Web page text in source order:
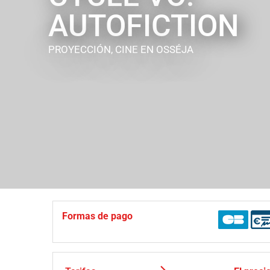
AUTOFICTION
PROYECCIÓN, CINE EN OSSÉJA
Formas de pago